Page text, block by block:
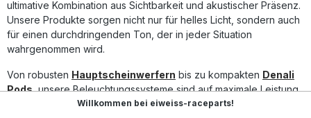
Montagematerial Montageanleitung
ultimative Kombination aus Sichtbarkeit und akustischer Präsenz.
Unsere Produkte sorgen nicht nur für helles Licht, sondern auch
für einen durchdringenden Ton, der in jeder Situation
wahrgenommen wird.
Von robusten Hauptscheinwerfern bis zu kompakten Denali
Pods, unsere Beleuchtungssysteme sind auf maximale Leistung
ausgelegt. Ergänzen Sie Ihr Sicherheitssetup mit dem
Willkommen bei eiweiss-raceparts!